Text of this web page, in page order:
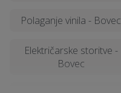
Polaganje vinila - Bovec
Električarske storitve -
Bovec